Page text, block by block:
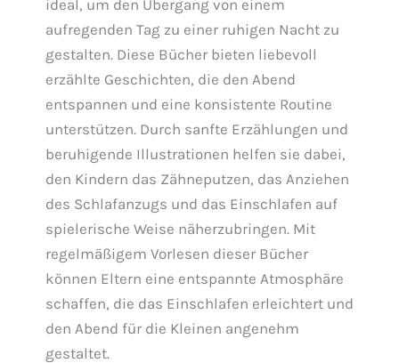
ideal, um den Übergang von einem
aufregenden Tag zu einer ruhigen Nacht zu
gestalten. Diese Bücher bieten liebevoll
erzählte Geschichten, die den Abend
entspannen und eine konsistente Routine
unterstützen. Durch sanfte Erzählungen und
beruhigende Illustrationen helfen sie dabei,
den Kindern das Zähneputzen, das Anziehen
des Schlafanzugs und das Einschlafen auf
spielerische Weise näherzubringen. Mit
regelmäßigem Vorlesen dieser Bücher
können Eltern eine entspannte Atmosphäre
schaffen, die das Einschlafen erleichtert und
den Abend für die Kleinen angenehm
gestaltet.